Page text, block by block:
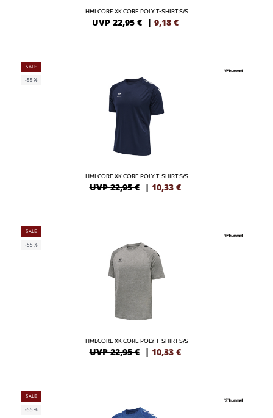
HMLCORE XK CORE POLY T-SHIRT S/S
UVP 22,95 € | 9,18 €
SALE
-55%
HMLCORE XK CORE POLY T-SHIRT S/S
UVP 22,95 € | 10,33 €
SALE
-55%
HMLCORE XK CORE POLY T-SHIRT S/S
UVP 22,95 € | 10,33 €
SALE
-55%